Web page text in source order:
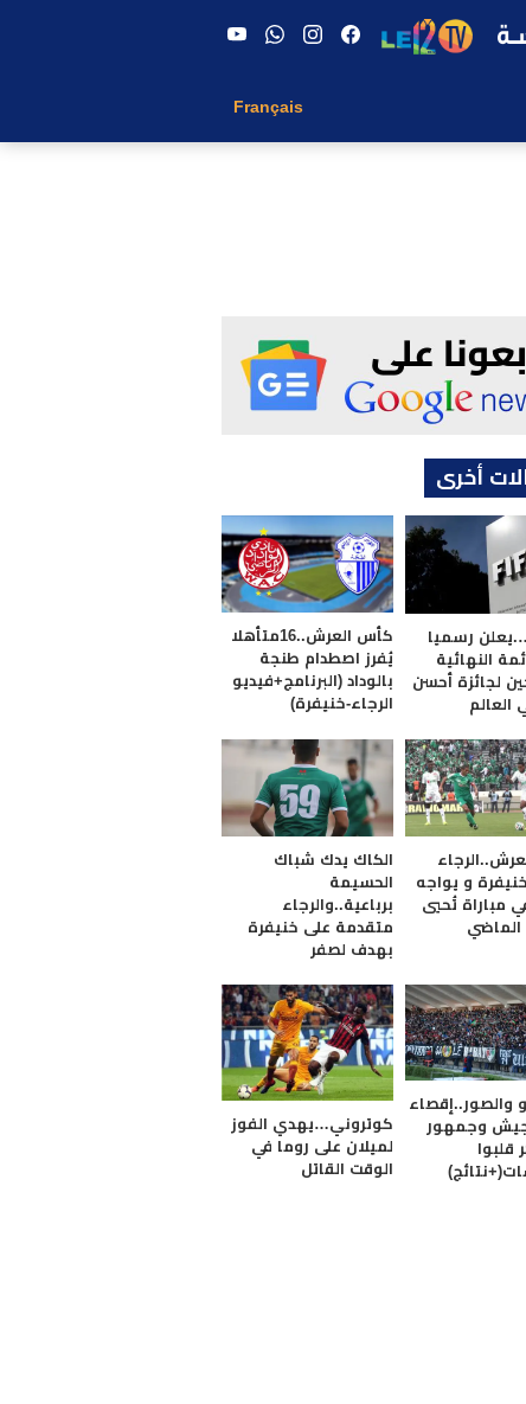
Français
أخرى
رسميا
النهائية
لجائزة أحسن
العالم
كأس العرش..16متأهلا
يُفرز اصطدام طنجة
بالوداد (البرنامج+فيديو
الرجاء-خنيفرة)
و يواجه
مباراة تُحيي
الماضي
الكاك يدك شباك
الحسيمة
برباعية..والرجاء
متقدمة على خنيفرة
بهدف لصفر
والصور..إقصاء
وجمهور
قلبوا
كوتروني…يهدي الفوز
لميلان على روما في
الوقت القاتل